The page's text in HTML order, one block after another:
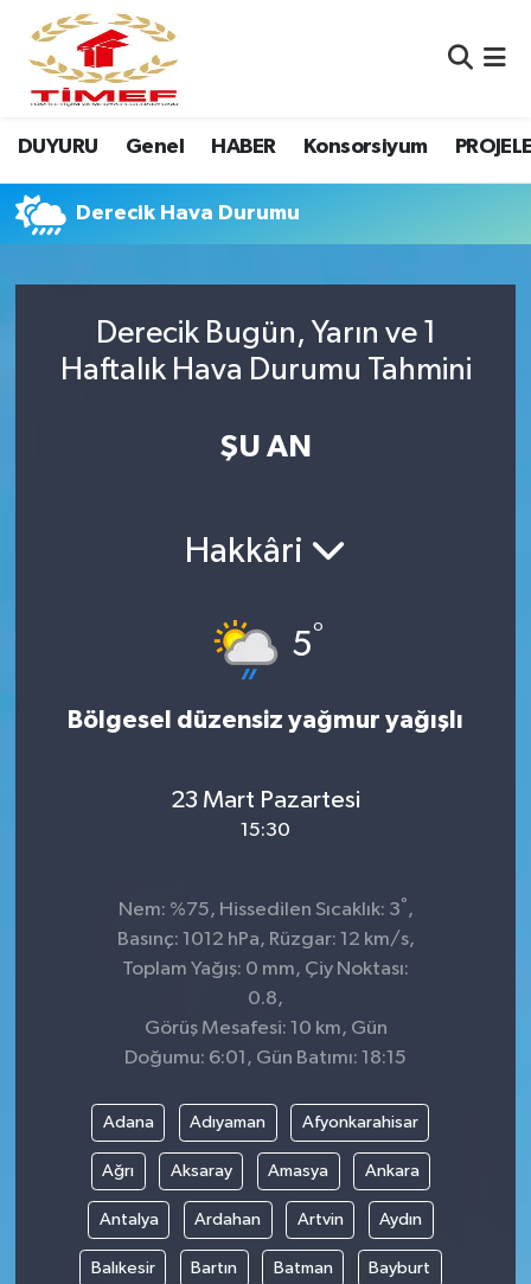
DUYURU Genel HABER Konsorsiyum
Derecik Hava Durumu
Derecik Bugün, Yarın ve 1
Haftalık Hava Durumu Tahmini
ŞU AN
Hakkâri
5°
Bölgesel düzensiz yağmur yağışlı
23 Mart Pazartesi
15:30
Nem: %75, Hissedilen Sıcaklık: 3° ,
Basınç: 1012 hPa, Rüzgar: 12 km/s,
Toplam Yağış: 0 mm, Çiy Noktası:
0.8,
Görüş Mesafesi: 10 km, Gün
Doğumu: 6:01, Gün Batımı: 18:15
Adana Adıyaman Afyonkarahisar
Ağrı Aksaray Amasya Ankara
Antalya Ardahan Artvin Aydın
Balıkesir Bartın Batman Bayburt
Anasayfa Kutu
Anasayfa Manşet
Canlı Yayın
Erasmus
Nöbetçi Eczaneler
Hava Durumu
Namaz Vakitleri
Süper Lig Puan Durumu ve Fikstür
Son Dakika Haberleri